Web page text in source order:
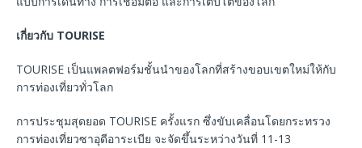
เกี่ยวกับ TOURISE
TOURISE เป็นแพลตฟอร์มชั้นนำของโลกที่สร้างขอบเขตใหม่ให้กับ
การท่องเที่ยวทั่วโลก
การประชุมสุดยอด TOURISE ครั้งแรก ซึ่งขับเคลื่อนโดยกระทรวง
การท่องเที่ยวซาอุดีอาระเบีย จะจัดขึ้นระหว่างวันที่ 11-13